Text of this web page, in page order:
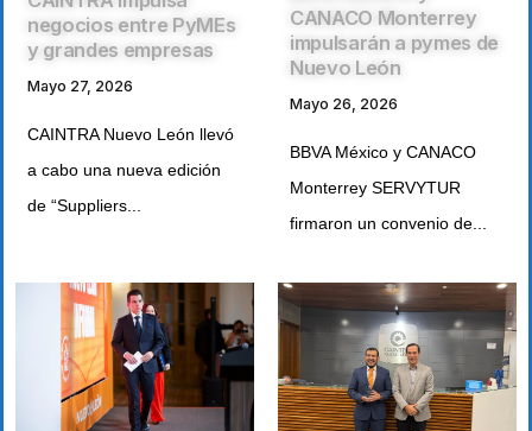
negocios entre PyMEs
y grandes empresas
Mayo 27, 2026
CAINTRA Nuevo León llevó
a cabo una nueva edición
de “Suppliers...
CANACO Monterrey
impulsarán a pymes de
Nuevo León
Mayo 26, 2026
BBVA México y CANACO
Monterrey SERVYTUR
firmaron un convenio de...